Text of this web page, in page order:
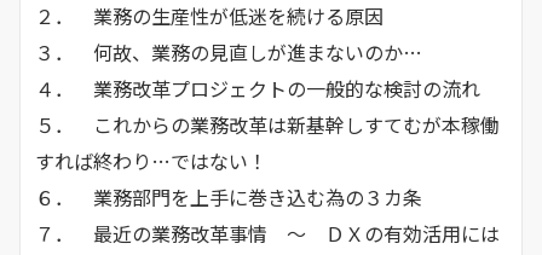
２． 業務の生産性が低迷を続ける原因
３． 何故、業務の見直しが進まないのか…
４． 業務改革プロジェクトの一般的な検討の流れ
５． これからの業務改革は新基幹しすてむが本稼働
すれば終わり…ではない！
６． 業務部門を上手に巻き込む為の３カ条
７． 最近の業務改革事情 ～ ＤＸの有効活用には